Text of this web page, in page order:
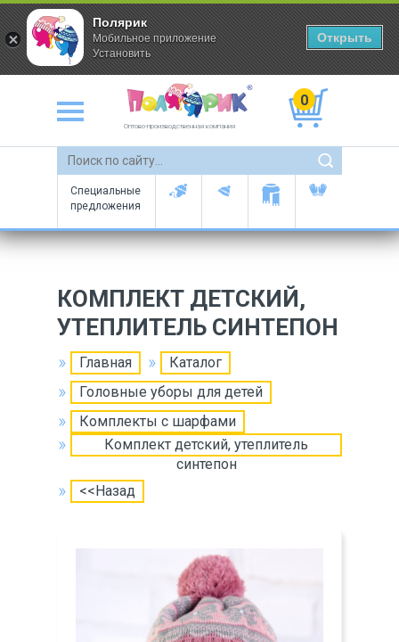
Оптово-производственная компания
0
Специальные
предложения
КОМПЛЕКТ ДЕТСКИЙ,
УТЕПЛИТЕЛЬ СИНТЕПОН
Главная
Каталог
Головные уборы для детей
Комплекты с шарфами
Комплект детский, утеплитель
синтепон
<<Назад
Полярик
Мобильное приложение
Установить
Открыть